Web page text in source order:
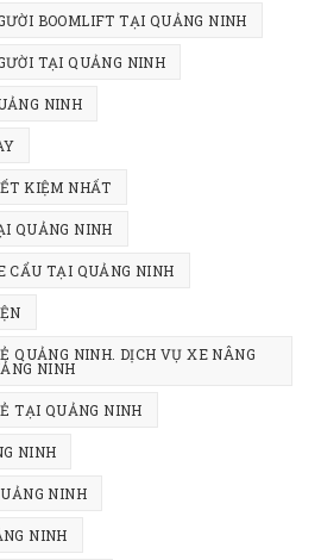
BOOMLIFT TẠI QUẢNG NINH
TẠI QUẢNG NINH
NINH
KIỆM NHẤT
QUẢNG NINH
CẨU TẠI QUẢNG NINH
QUẢNG NINH. DỊCH VỤ XE NÂNG
NINH
TẠI QUẢNG NINH
NINH
NINH
NINH